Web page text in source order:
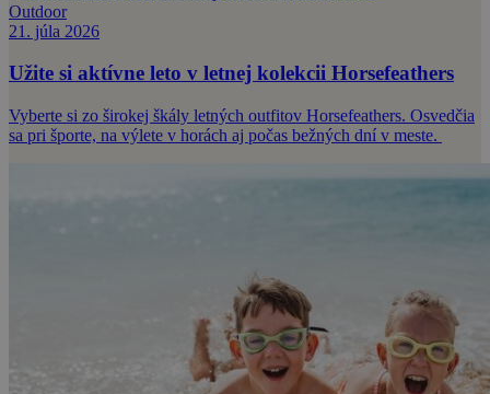
Outdoor
21. júla 2026
Užite si aktívne leto v letnej kolekcii Horsefeathers
Vyberte si zo širokej škály letných outfitov Horsefeathers. Osvedčia
sa pri športe, na výlete v horách aj počas bežných dní v meste.